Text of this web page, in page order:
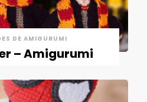
DE AMIGURUMI
– Amigurumi